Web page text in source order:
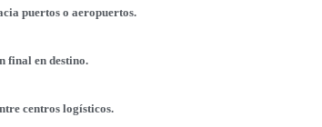
puertos o aeropuertos.
final en destino.
centros logísticos.